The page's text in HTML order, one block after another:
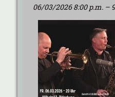
06/03/2026 8:00 p.m. –